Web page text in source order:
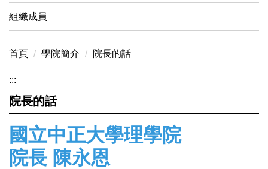
組織成員
首頁 學院簡介 院長的話
:::
院長的話
國立中正大學理學院
院長 陳永恩